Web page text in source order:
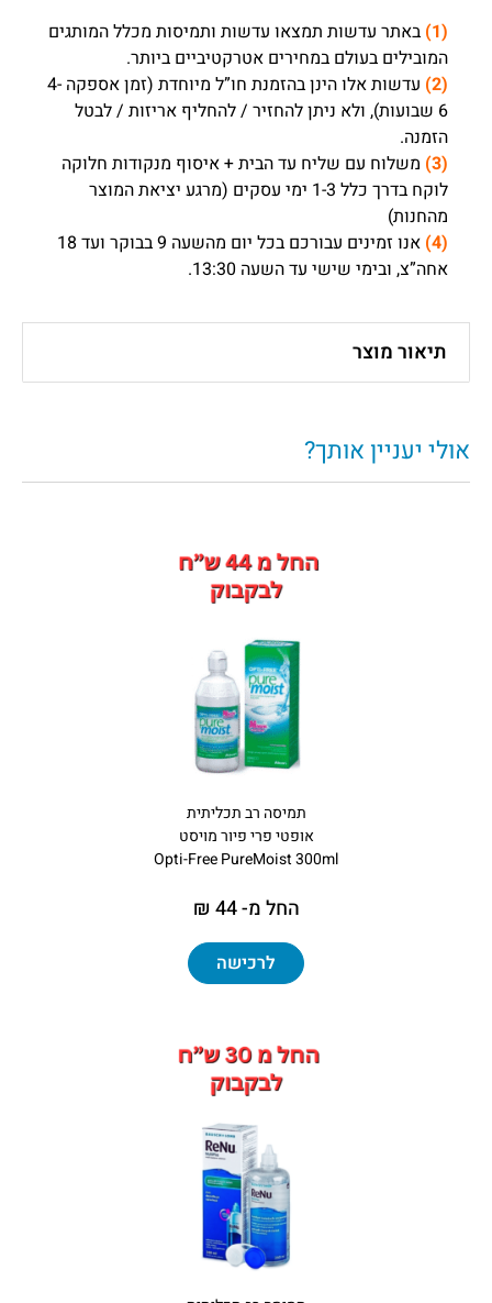
(1)
באתר עדשות תמצאו עדשות ותמיסות מכלל המותגים
המובילים בעולם במחירים אטרקטיביים ביותר.
(2)
עדשות אלו הינן בהזמנת חו”ל מיוחדת (זמן אספקה 4-
6 שבועות), ולא ניתן להחזיר / להחליף אריזות / לבטל
הזמנה.
(3)
משלוח עם שליח עד הבית + איסוף מנקודות חלוקה
לוקח בדרך כלל 1-3 ימי עסקים (מרגע יציאת המוצר
מהחנות)
(4)
אנו זמינים עבורכם בכל יום מהשעה 9 בבוקר ועד 18
אחה”צ, ובימי שישי עד השעה 13:30.
תיאור מוצר
אולי יעניין אותך?
תמיסה רב תכליתית
אופטי פרי פיור מויסט
Opti-Free PureMoist 300ml
החל מ- 44 ₪
לרכישה